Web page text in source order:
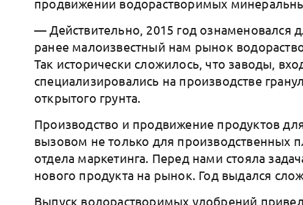
продвижении водорастворимых
— Действительно, 2015 год
ранее малоизвестный нам рынок
Так исторически сложилось, что заводы,
специализировались на производстве
открытого грунта.
Производство и продвижение продуктов
вызовом не только для производственных
отдела маркетинга. Перед нами стояла
нового продукта на рынок. Год выдался
Выпуск водорастворимых удобрений